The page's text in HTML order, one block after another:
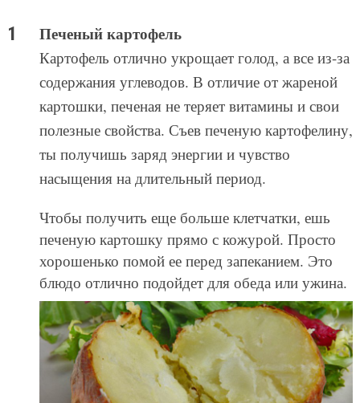
Печеный картофель
Картофель отлично укрощает голод, а все из-за
содержания углеводов. В отличие от жареной
картошки, печеная не теряет витамины и свои
полезные свойства. Съев печеную картофелину,
ты получишь заряд энергии и чувство
насыщения на длительный период.
Чтобы получить еще больше клетчатки, ешь
печеную картошку прямо с кожурой. Просто
хорошенько помой ее перед запеканием. Это
блюдо отлично подойдет для обеда или ужина.